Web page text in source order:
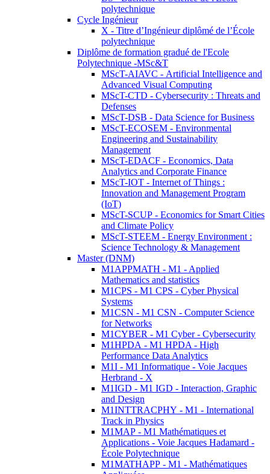
polytechnique
Cycle Ingénieur
X - Titre d’Ingénieur diplômé de l’École
polytechnique
Diplôme de formation gradué de l'Ecole
Polytechnique -MSc&T
MScT-AIAVC - Artificial Intelligence and
Advanced Visual Computing
MScT-CTD - Cybersecurity : Threats and
Defenses
MScT-DSB - Data Science for Business
MScT-ECOSEM - Environmental
Engineering and Sustainability
Management
MScT-EDACF - Economics, Data
Analytics and Corporate Finance
MScT-IOT - Internet of Things :
Innovation and Management Program
(IoT)
MScT-SCUP - Economics for Smart Cities
and Climate Policy
MScT-STEEM - Energy Environment :
Science Technology & Management
Master (DNM)
M1APPMATH - M1 - Applied
Mathematics and statistics
M1CPS - M1 CPS - Cyber Physical
Systems
M1CSN - M1 CSN - Computer Science
for Networks
M1CYBER - M1 Cyber - Cybersecurity
M1HPDA - M1 HPDA - High
Performance Data Analytics
M1I - M1 Informatique - Voie Jacques
Herbrand - X
M1IGD - M1 IGD - Interaction, Graphic
and Design
M1INTTRACPHY - M1 - International
Track in Physics
M1MAP - M1 Mathématiques et
Applications - Voie Jacques Hadamard -
École Polytechnique
M1MATHAPP - M1 - Mathématiques